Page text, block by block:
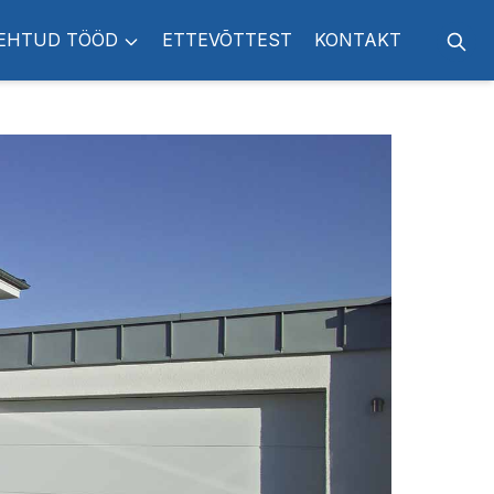
Otsi
TÖÖD ETTEVÕTTEST KONTAKT